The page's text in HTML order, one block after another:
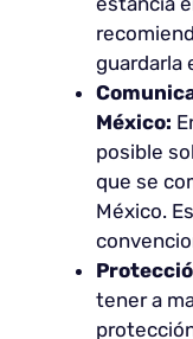
guardarla
México:
posible
que se
México.
tener a